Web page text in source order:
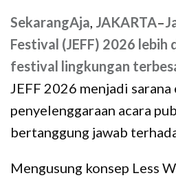
SekarangAja, JAKARTA–
Festival (JEFF) 2026 lebih
festival lingkungan
JEFF 2026 menjadi
penyelenggaraan acara
bertanggung jawab
Mengusung konsep Less